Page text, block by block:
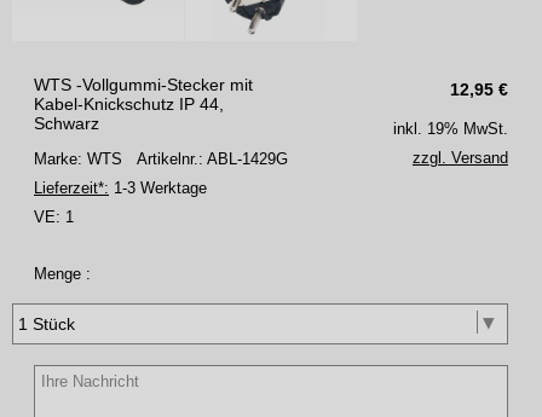
12,95 €
WTS -Vollgummi-Stecker mit
Kabel-Knickschutz IP 44,
Schwarz
Marke: WTS Artikelnr.: ABL-1429G
Lieferzeit*: 1-3 Werktage
VE: 1
inkl. 19% MwSt.
zzgl. Versand
Menge :